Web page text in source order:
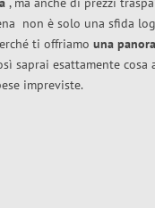
non è solo una sfida
ti offriamo una
saprai esattamente cosa
impreviste.